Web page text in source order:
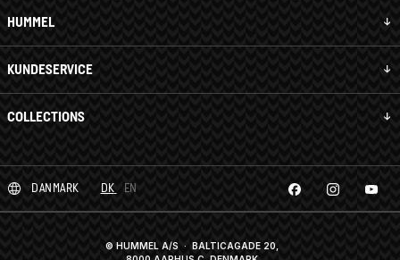
HUMMEL
KUNDESERVICE
COLLECTIONS
DANMARK DK EN
© HUMMEL A/S · BALTICAGADE 20,